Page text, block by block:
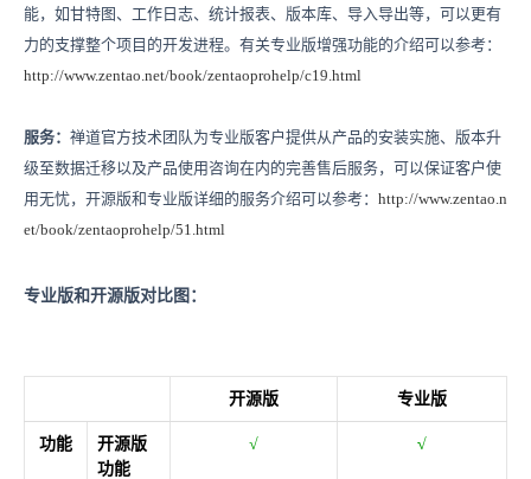
能，如甘特图、工作日志、统计报表、版本库、导入导出等，可以更有
力的支撑整个项目的开发进程。有关专业版增强功能的介绍可以参考：
http://www.zentao.net/book/zentaoprohelp/c19.html
服务： 禅道官方技术团队为专业版客户提供从产品的安装实施、版本升
级至数据迁移以及产品使用咨询在内的完善售后服务，可以保证客户使
用无忧，开源版和专业版详细的服务介绍可以参考： http://www.zentao.n
et/book/zentaoprohelp/51.html
专业版和开源版对比图：
开源版 专业版
功能
开源版
功能
√ √